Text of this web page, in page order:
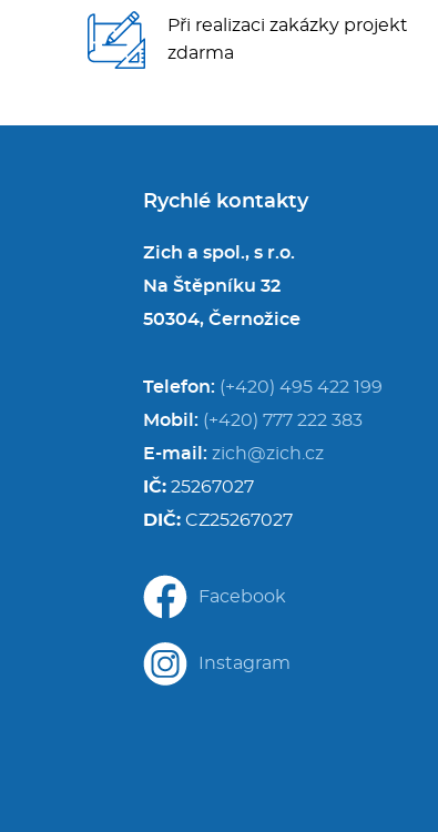
Při realizaci zakázky projekt
zdarma
Rychlé kontakty
Zich a spol., s r.o.
Na Štěpníku 32
50304, Černožice
Telefon: (+420) 495 422 199
Mobil: (+420) 777 222 383
E-mail: zich@zich.cz
IČ: 25267027
DIČ: CZ25267027
Facebook
Instagram